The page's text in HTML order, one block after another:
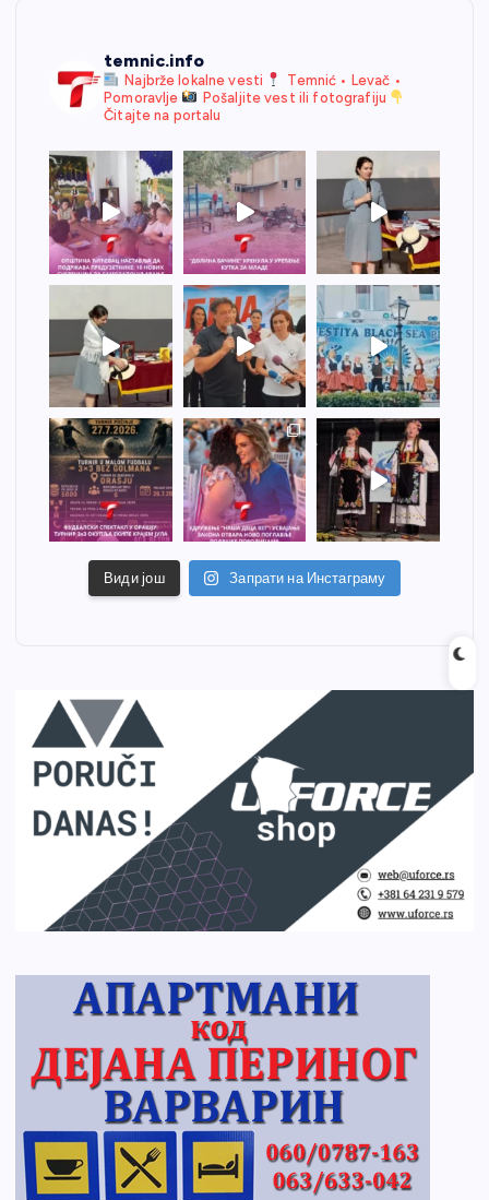
temnic.info
Najbrže lokalne vesti
Temnić • Levač •
Pomoravlje
Pošaljite vest ili fotografiju
Čitajte na portalu
Види још Запрати на Инстаграму